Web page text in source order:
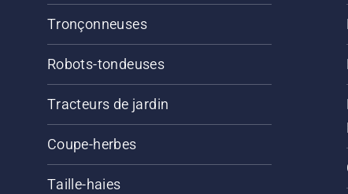
Tronçonneuses
Robots-tondeuses
Tracteurs de jardin
Coupe-herbes
Taille-haies